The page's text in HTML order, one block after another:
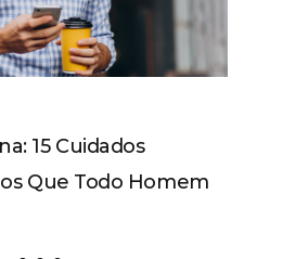
15 Cuidados
Que Todo Homem